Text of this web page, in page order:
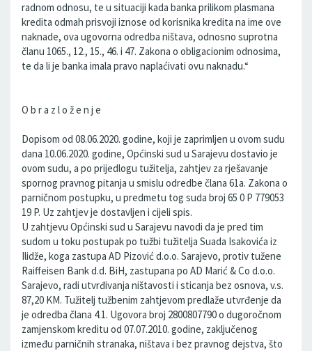
radnom odnosu, te u situaciji kada banka prilikom plasmana
kredita odmah prisvoji iznose od korisnika kredita na ime ove
naknade, ova ugovorna odredba ništava, odnosno suprotna
članu 1065., 12., 15., 46. i 47. Zakona o obligacionim odnosima,
te da li je banka imala pravo naplaćivati ovu naknadu.“
O b r a z l o ž e n j e
Dopisom od 08.06.2020. godine, koji je zaprimljen u ovom sudu
dana 10.06.2020. godine, Općinski sud u Sarajevu dostavio je
ovom sudu, a po prijedlogu tužitelja, zahtjev za rješavanje
spornog pravnog pitanja u smislu odredbe člana 61a. Zakona o
parničnom postupku, u predmetu tog suda broj 65 0 P 779053
19 P. Uz zahtjev je dostavljen i cijeli spis.
U zahtjevu Općinski sud u Sarajevu navodi da je pred tim
sudom u toku postupak po tužbi tužitelja Suada Isakovića iz
Ilidže, koga zastupa AD Pizović d.o.o. Sarajevo, protiv tužene
Raiffeisen Bank d.d. BiH, zastupana po AD Marić & Co d.o.o.
Sarajevo, radi utvrđivanja ništavosti i sticanja bez osnova, v.s.
87,20 KM. Tužitelj tužbenim zahtjevom predlaže utvrđenje da
je odredba člana 4.1. Ugovora broj 2800807790 o dugoročnom
zamjenskom kreditu od 07.07.2010. godine, zaključenog
između parničnih stranaka, ništava i bez pravnog dejstva, što